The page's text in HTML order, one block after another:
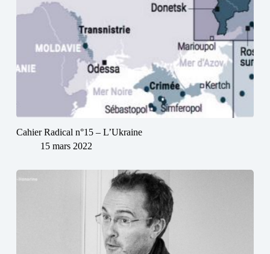
Cahier Radical n°15 – L’Ukraine
15 mars 2022